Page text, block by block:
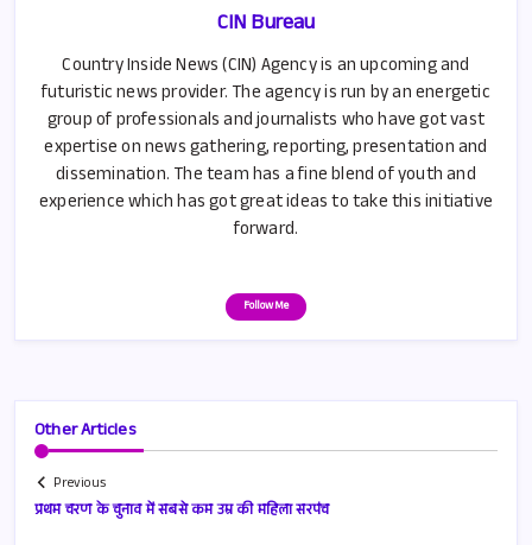
CIN Bureau
Country Inside News (CIN) Agency is an upcoming and
futuristic news provider. The agency is run by an energetic
group of professionals and journalists who have got vast
expertise on news gathering, reporting, presentation and
dissemination. The team has a fine blend of youth and
experience which has got great ideas to take this initiative
forward.
Follow Me
Other Articles
Previous
प्रथम चरण के चुनाव में सबसे कम उम्र की महिला सरपंच